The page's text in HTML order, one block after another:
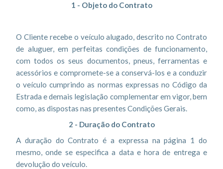
1 - Objeto do Contrato
O Cliente recebe o veículo alugado, descrito no Contrato
de aluguer, em perfeitas condições de funcionamento,
com todos os seus documentos, pneus, ferramentas e
acessórios e compromete-se a conservá-los e a conduzir
o veículo cumprindo as normas expressas no Código da
Estrada e demais legislação complementar em vigor, bem
como, as dispostas nas presentes Condições Gerais.
2 - Duração do Contrato
A duração do Contrato é a expressa na página 1 do
mesmo, onde se especifica a data e hora de entrega e
devolução do veículo.